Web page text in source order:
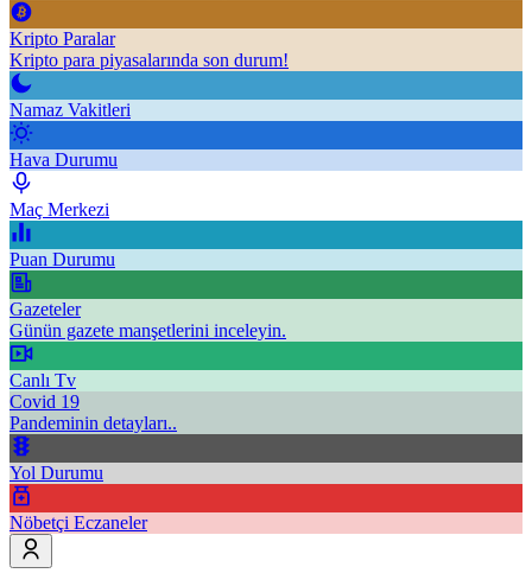
Kripto Paralar
Kripto para piyasalarında son durum!
Namaz Vakitleri
Hava Durumu
Maç Merkezi
Puan Durumu
Gazeteler
Günün gazete manşetlerini inceleyin.
Canlı Tv
Covid 19
Pandeminin detayları..
Yol Durumu
Nöbetçi Eczaneler